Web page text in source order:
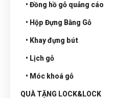
• Đồng hồ gỗ quảng cáo
• Hộp Đựng Bằng Gỗ
• Khay đựng bút
• Lịch gỗ
• Móc khoá gỗ
QUÀ TẶNG LOCK&LOCK